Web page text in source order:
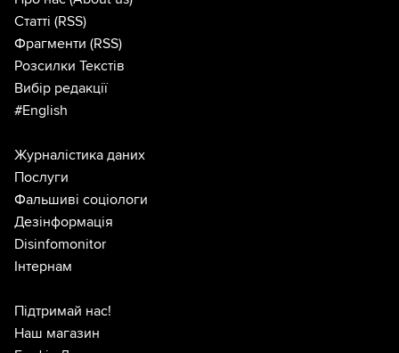
Статті (RSS)
Фрагменти (RSS)
Розсилки Текстів
Вибір редакції
#English
Журналістика даних
Послуги
Фальшиві соціологи
Дезінформація
Disinfomonitor
Інтернам
Підтримай нас!
Наш магазин